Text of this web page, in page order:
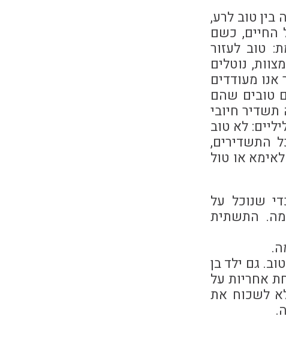
בין טוב לרע,
החיים, כשם
טוב לעזור
נוטלים
מעודדים
טובים שהם
חיובי
לא טוב
התשדירים,
או טול
שנוכל על
התשתית
גם ילד בן
אחריות על
לשכוח את